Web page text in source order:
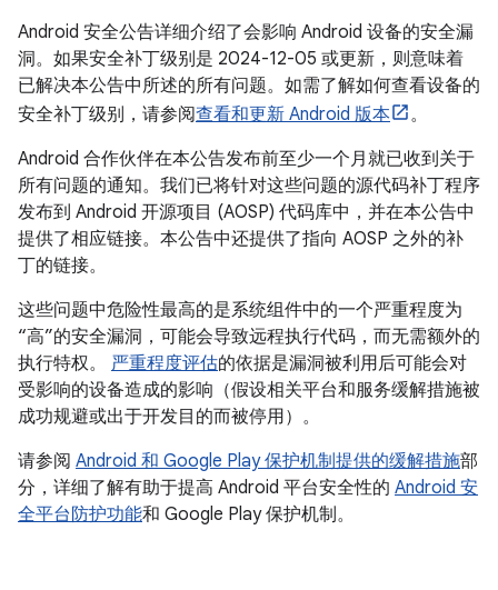
Android 安全公告详细介绍了会影响 Android 设备的安全漏
洞。如果安全补丁级别是 2024-12-05 或更新，则意味着
已解决本公告中所述的所有问题。如需了解如何查看设备的
安全补丁级别，请参阅查看和更新 Android 版本
。
Android 合作伙伴在本公告发布前至少一个月就已收到关于
所有问题的通知。我们已将针对这些问题的源代码补丁程序
发布到 Android 开源项目 (AOSP) 代码库中，并在本公告中
提供了相应链接。本公告中还提供了指向 AOSP 之外的补
丁的链接。
这些问题中危险性最高的是系统组件中的一个严重程度为
“高”的安全漏洞，可能会导致远程执行代码，而无需额外的
执行特权。 严重程度评估的依据是漏洞被利用后可能会对
受影响的设备造成的影响（假设相关平台和服务缓解措施被
成功规避或出于开发目的而被停用）。
请参阅 Android 和 Google Play 保护机制提供的缓解措施部
分，详细了解有助于提高 Android 平台安全性的 Android 安
全平台防护功能和 Google Play 保护机制。